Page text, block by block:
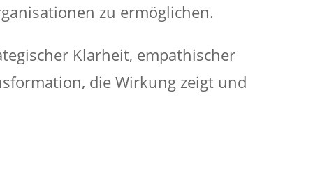
zu ermöglichen.
Klarheit, empathischer
die Wirkung zeigt und